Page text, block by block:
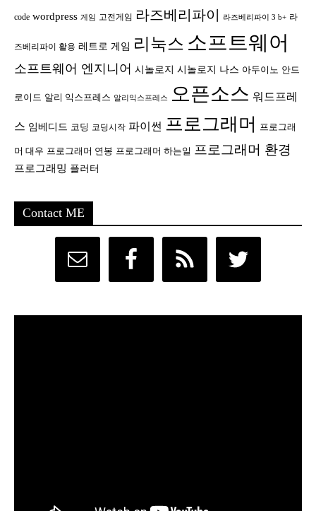
code wordpress 게임 고전게임 라즈베리파이 라즈베리파이 3 b+ 라
즈베리파이 활용 레트로 게임 리눅스 소프트웨어
소프트웨어 엔지니어 시놀로지 시놀로지 나스 아두이노 안드
로이드 알리 익스프레스 알리익스프레스 오픈소스 워드프레
스 임베디드 코딩 코딩시작 파이썬 프로그래머 프로그래
머 대우 프로그래머 연봉 프로그래머 하는일 프로그래머 환경
프로그래밍 플러터
Contact ME